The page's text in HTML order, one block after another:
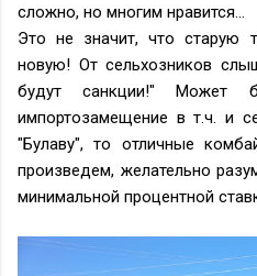
сложно, но многим нравится...
Это не значит, что старую
новую! От сельхозников
будут санкции!" Может
импортозамещение в т.ч. и
"Булаву", то отличные
произведем, желательно
минимальной процентной